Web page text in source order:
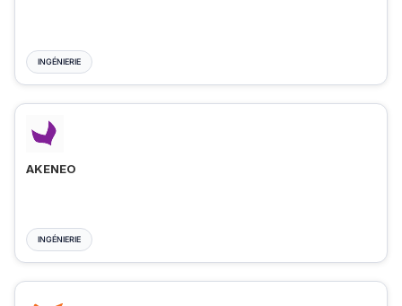
INGÉNIERIE
AKENEO
INGÉNIERIE